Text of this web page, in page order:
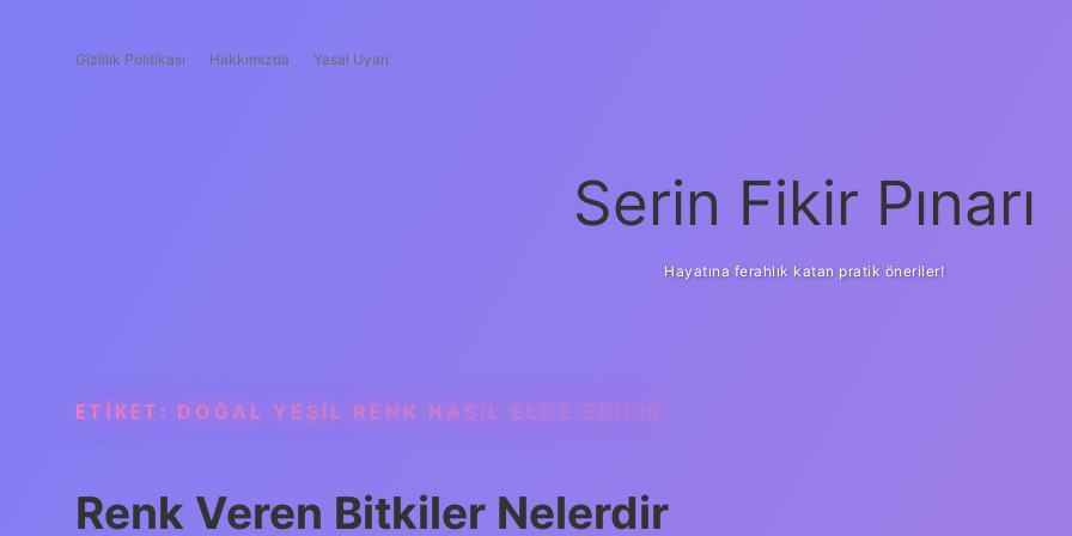
Gizlilik Politikası Hakkımızda Yasal Uyarı
Serin Fikir Pınarı
Hayatına ferahlık katan pratik öneriler!
ETIKET: DOĞAL YEŞIL RENK NASIL ELDE EDILIR
Renk Veren Bitkiler Nelerdir